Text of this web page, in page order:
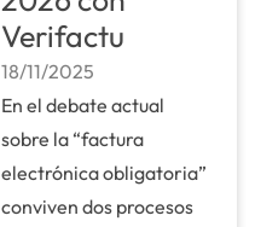
Verifactu
18/11/2025
En el debate actual
sobre la “factura
electrónica obligatoria”
conviven dos procesos